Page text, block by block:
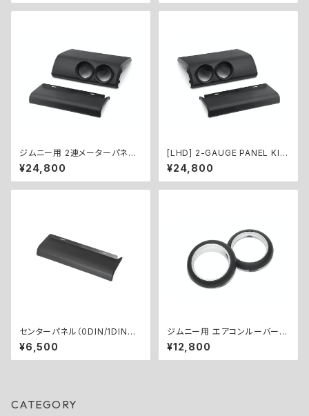
60)
m) for Jimny
ジムニー用 2連メーターパネル
キット（Φ52） ／ 2-GAUGE PA
NEL KIT for Jimny (Φ52)
¥24,800
[LHD] 2-GAUGE PANEL KIT
for Jimny (Φ52)
¥24,800
センターパネル（0DIN/1DIN共
通）
¥6,500
ジムニー用 エアコンルーバーリ
ングキット ／ A/C LOUVER RI
NGS KIT for Jimny
¥12,800
CATEGORY